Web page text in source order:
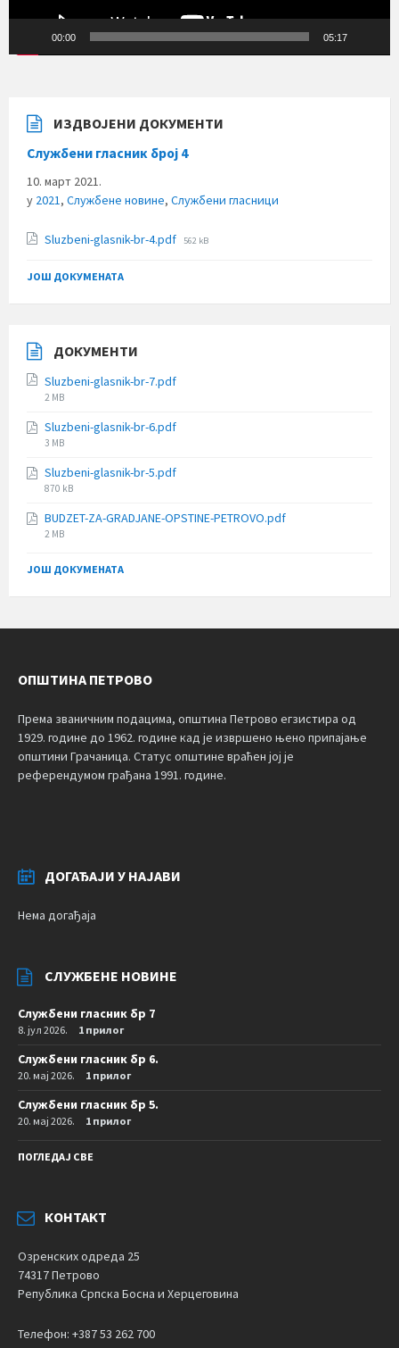
00:00 05:17
ИЗДВОЈЕНИ ДОКУМЕНТИ
Службени гласник број 4
10. март 2021.
у 2021, Службене новине, Службени гласници
Sluzbeni-glasnik-br-4.pdf File
562 kB
ЈОШ ДОКУМЕНАТА
ДОКУМЕНТИ
Sluzbeni-glasnik-br-7.pdf
File
2 MB
Sluzbeni-glasnik-br-6.pdf
File
3 MB
Sluzbeni-glasnik-br-5.pdf
File
870 kB
BUDZET-ZA-GRADJANE-OPSTINE-PETROVO.pdf
File
2 MB
ЈОШ ДОКУМЕНАТА
ОПШТИНА ПЕТРОВО
Према званичним подацима, општина Петрово егзистира од
1929. године до 1962. године кад је извршено њено припајање
општини Грачаница. Статус општине враћен јој је
референдумом грађана 1991. године.
ДОГАЂАЈИ У НАЈАВИ
Нема догађаја
СЛУЖБЕНЕ НОВИНЕ
Службени гласник бр 7
8. јул 2026. 1 прилог
Службени гласник бр 6.
20. мај 2026. 1 прилог
Службени гласник бр 5.
20. мај 2026. 1 прилог
ПОГЛЕДАЈ СВЕ
КОНТАКТ
Озренских одреда 25
74317 Петрово
Република Српска Босна и Херцеговина
Телефон: +387 53 262 700